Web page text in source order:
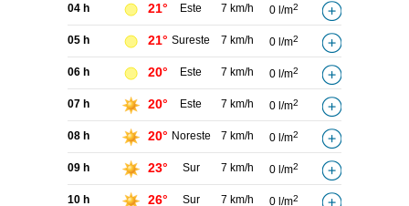
04 h 21° Este 7 km/h 0 l/m2
05 h 21° Sureste 7 km/h 0 l/m2
06 h 20° Este 7 km/h 0 l/m2
07 h 20° Este 7 km/h 0 l/m2
08 h 20° Noreste 7 km/h 0 l/m2
09 h 23° Sur 7 km/h 0 l/m2
10 h 26° Sur 7 km/h 0 l/m2